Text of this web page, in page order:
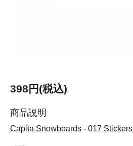
398円(税込)
商品説明
Capita Snowboards - 017 Stickers